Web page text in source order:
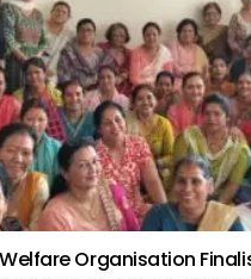
Organisation